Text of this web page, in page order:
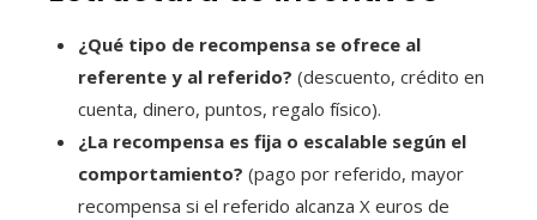
¿Qué tipo de recompensa se ofrece al
referente y al referido? (descuento, crédito en
cuenta, dinero, puntos, regalo físico).
¿La recompensa es fija o escalable según el
comportamiento? (pago por referido, mayor
recompensa si el referido alcanza X euros de